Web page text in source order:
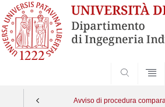
Avviso di procedura